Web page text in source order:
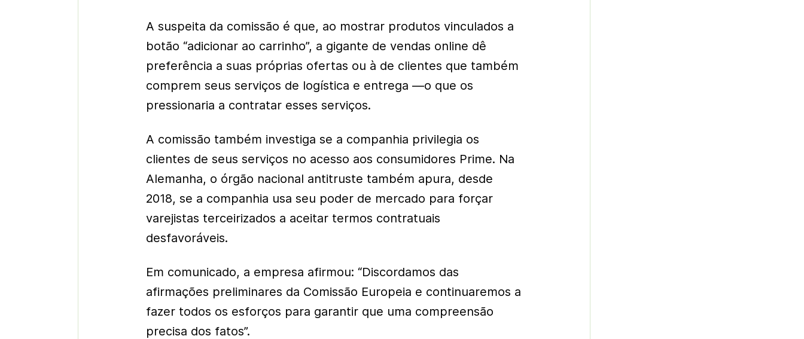
A suspeita da comissão é que, ao mostrar produtos vinculados a
botão “adicionar ao carrinho”, a gigante de vendas online dê
preferência a suas próprias ofertas ou à de clientes que também
comprem seus serviços de logística e entrega —o que os
pressionaria a contratar esses serviços.
A comissão também investiga se a companhia privilegia os
clientes de seus serviços no acesso aos consumidores Prime. Na
Alemanha, o órgão nacional antitruste também apura, desde
2018, se a companhia usa seu poder de mercado para forçar
varejistas terceirizados a aceitar termos contratuais
desfavoráveis.
Em comunicado, a empresa afirmou: “Discordamos das
afirmações preliminares da Comissão Europeia e continuaremos a
fazer todos os esforços para garantir que uma compreensão
precisa dos fatos”.